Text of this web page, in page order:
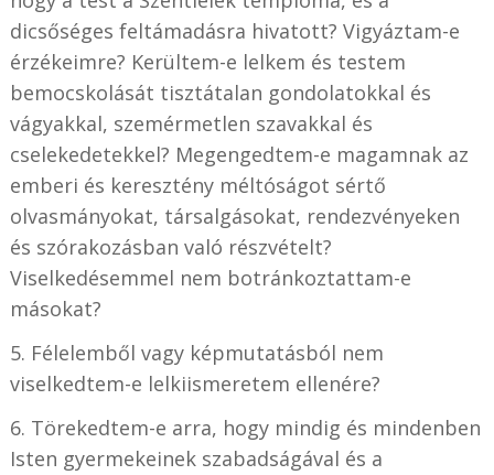
dicsőséges feltámadásra hivatott? Vigyáztam-e
érzékeimre? Kerültem-e lelkem és testem
bemocskolását tisztátalan gondolatokkal és
vágyakkal, szemérmetlen szavakkal és
cselekedetekkel? Megengedtem-e magamnak az
emberi és keresztény méltóságot sértő
olvasmányokat, társalgásokat, rendezvényeken
és szórakozásban való részvételt?
Viselkedésemmel nem botránkoztattam-e
másokat?
5. Félelemből vagy képmutatásból nem
viselkedtem-e lelkiismeretem ellenére?
6. Törekedtem-e arra, hogy mindig és mindenben
Isten gyermekeinek szabadságával és a